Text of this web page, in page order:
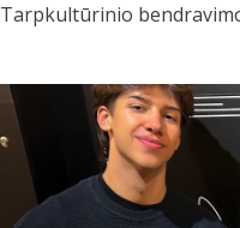
Tarpkultūrinio